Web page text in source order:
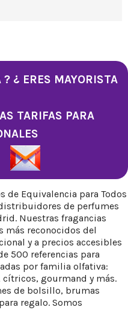
¿ ERES MAYORISTA
TARIFAS PARA
de Equivalencia para Todos
de perfumes
Nuestras fragancias
más reconocidos del
y a precios accesibles
500 referencias para
por familia olfativa:
gourmand y más.
de bolsillo, brumas
regalo. Somos